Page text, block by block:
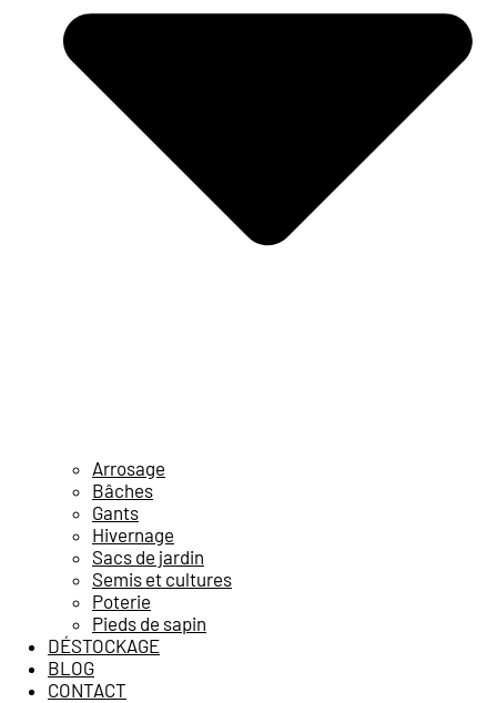
Arrosage
Bâches
Gants
Hivernage
Sacs de jardin
Semis et cultures
Poterie
Pieds de sapin
DÉSTOCKAGE
BLOG
CONTACT